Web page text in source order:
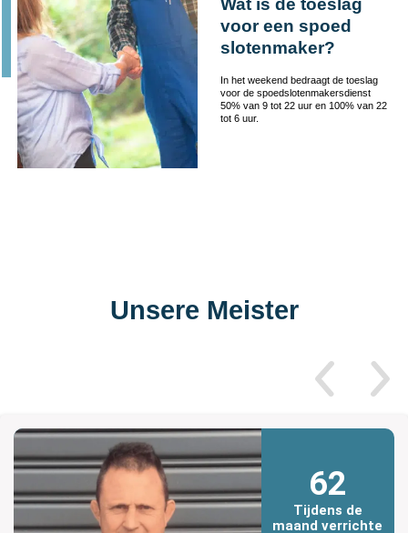
voor een spoed
slotenmaker?
In het weekend bedraagt de toeslag
voor de spoedslotenmakersdienst
50% van 9 tot 22 uur en 100% van 22
tot 6 uur.
Unsere Meister
62
Tijdens de
maand verrichte